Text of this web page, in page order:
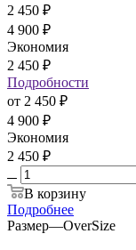
2 450 ₽
4 900 ₽
Экономия
2 450 ₽
Подробности
от 2 450 ₽
4 900 ₽
Экономия
2 450 ₽
В корзину
Подробнее
Размер—OverSize